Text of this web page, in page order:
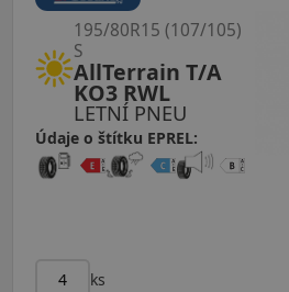
LETNÍ PNEU
AllTerrain T/A
KO3 RWL
195/80R15 (107/105)
S
Údaje o štítku EPREL:
ks